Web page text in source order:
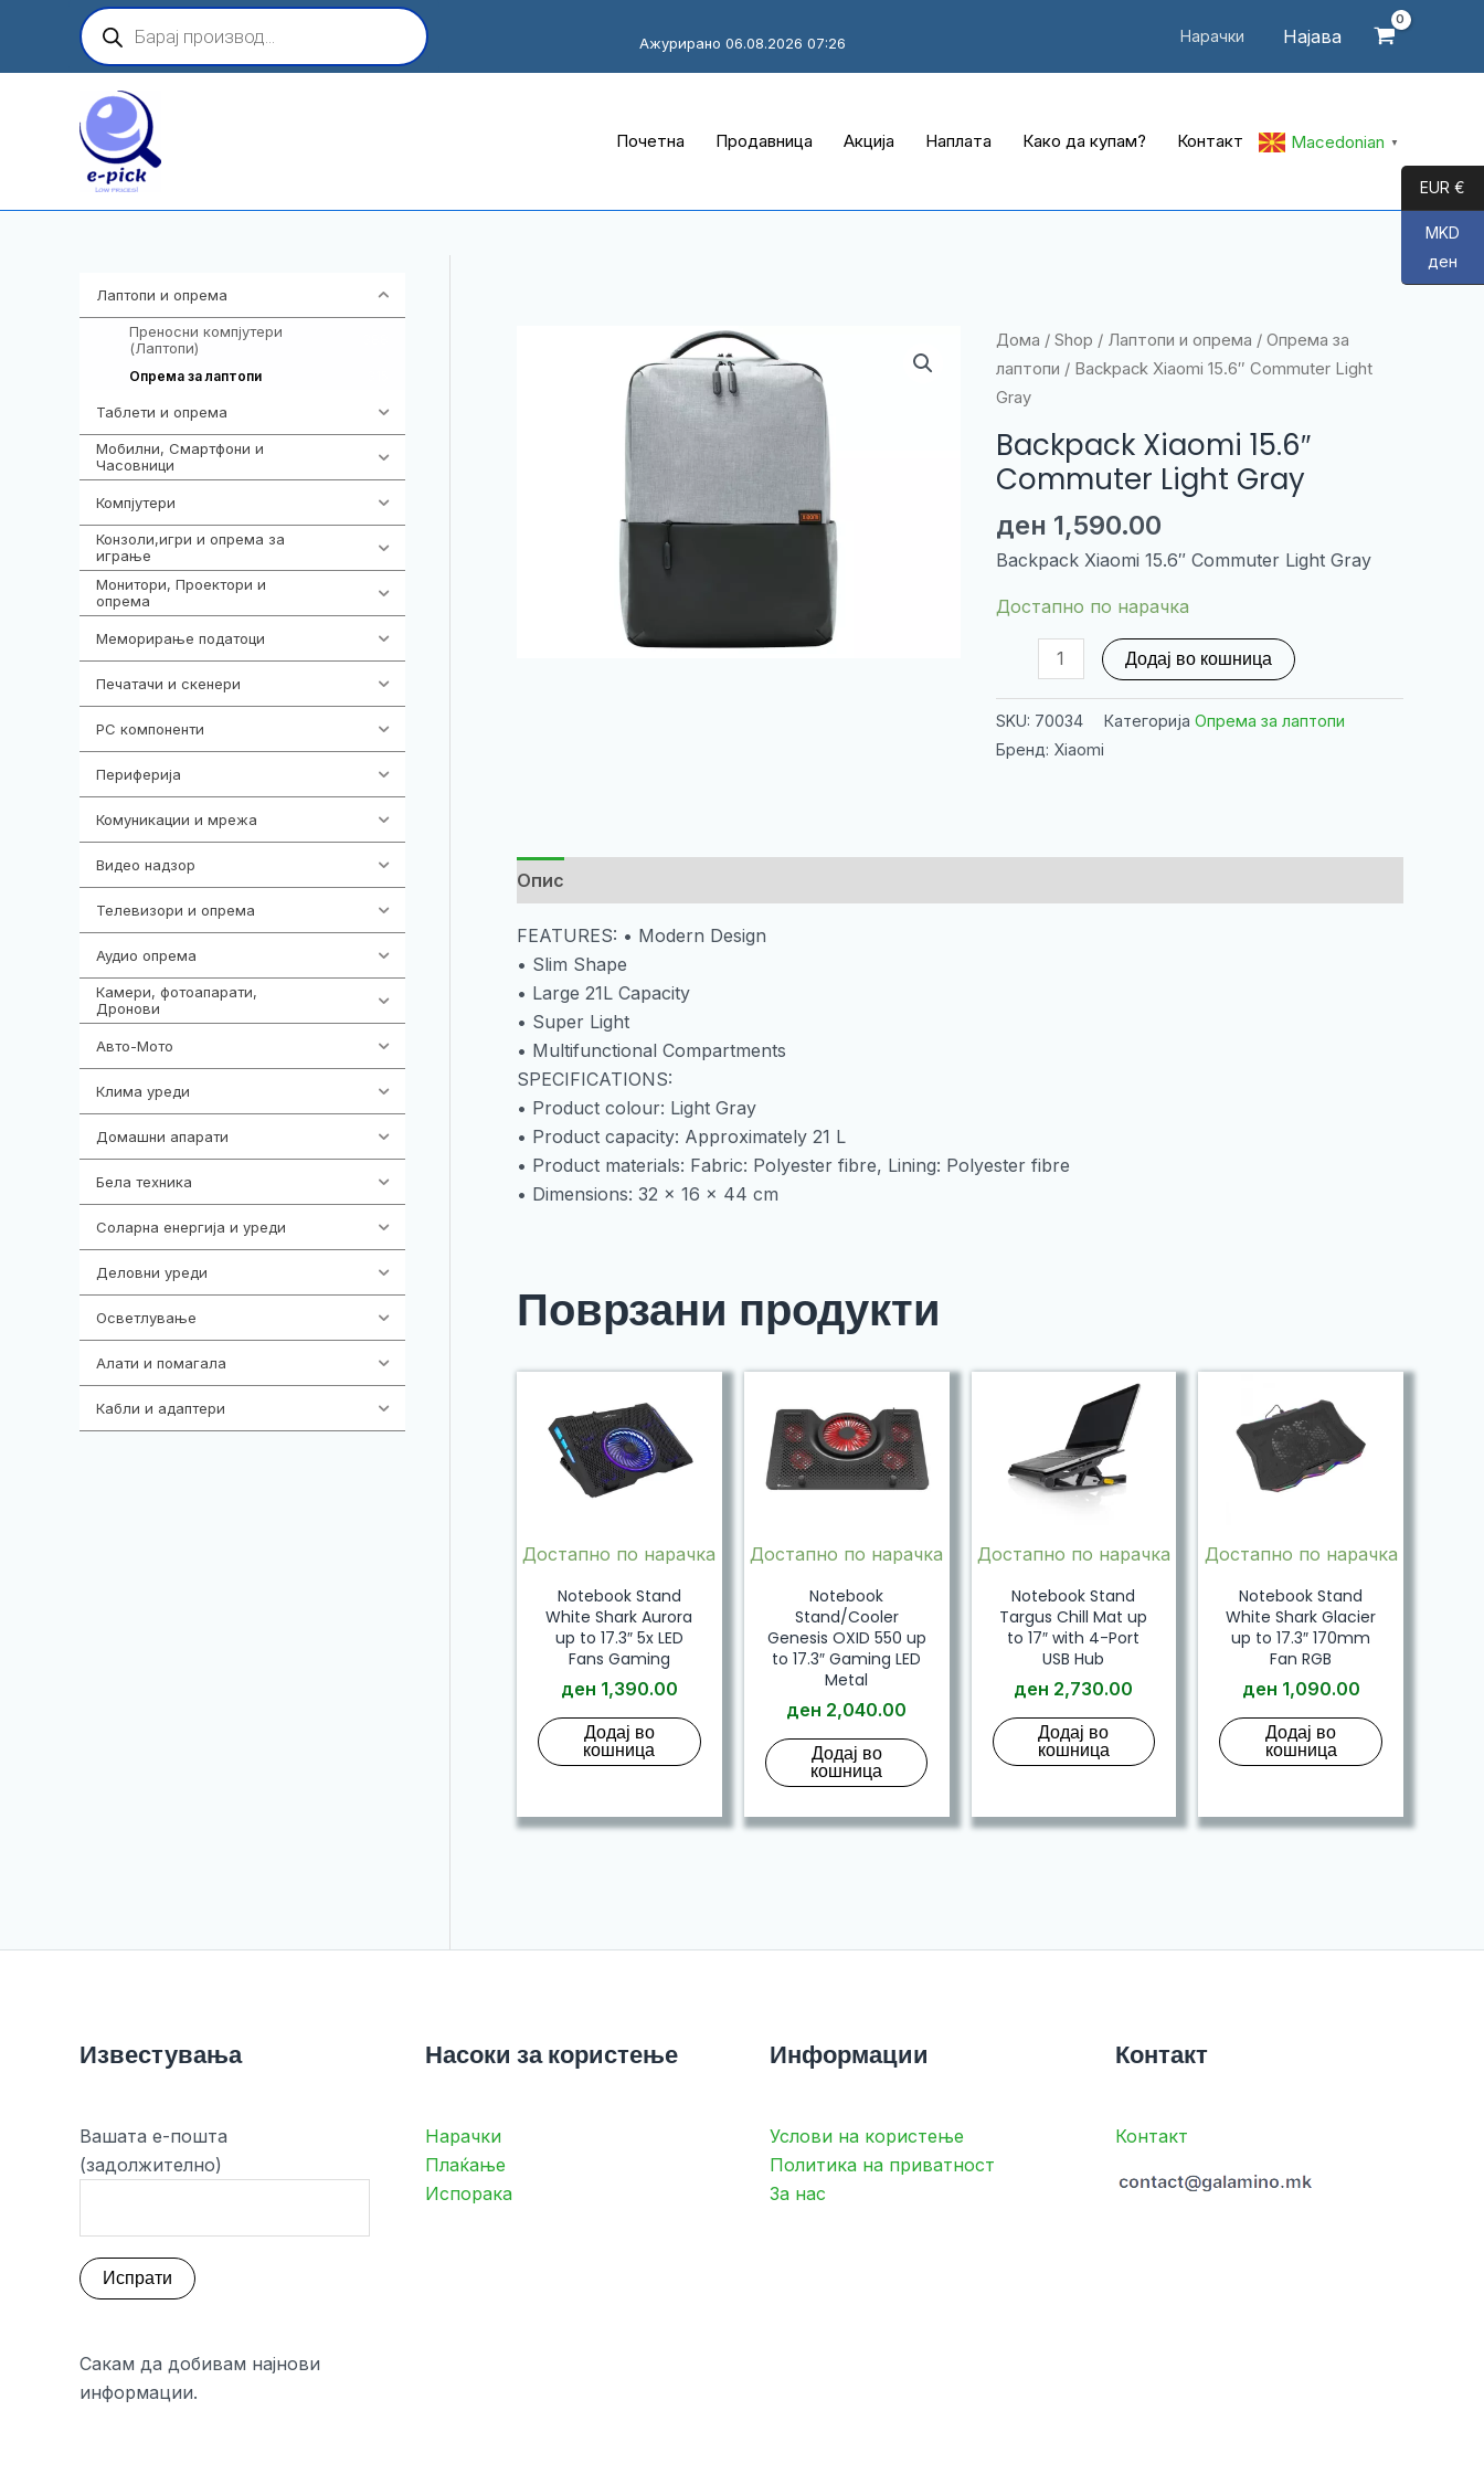
content
Products
search
Нарачки Најава
Ажурирано 06.08.2026 07:26
Почетна Продавница Акција Наплата Како да купам? Контакт Macedonian ▼
Лаптопи и опрема
Преносни компјутери
(Лаптопи)
Опрема за лаптопи
Таблети и опрема
Мобилни, Смартфони и
Часовници
Компјутери
Конзоли,игри и опрема за
играње
Монитори, Проектори и
опрема
Меморирање податоци
Печатачи и скенери
PC компоненти
Периферија
Комуникации и мрежа
Видео надзор
Телевизори и опрема
Аудио опрема
Камери, фотоапарати,
Дронови
Авто-Мото
Клима уреди
Домашни апарати
Бела техника
Соларна енергија и уреди
Деловни уреди
Осветлување
Алати и помагала
Кабли и адаптери
Дома / Shop / Лаптопи и опрема / Опрема за
лаптопи / Backpack Xiaomi 15.6″ Commuter Light
Gray
Backpack Xiaomi 15.6″
Commuter Light Gray
ден 1,590.00
Backpack Xiaomi 15.6″ Commuter Light Gray
Достапно по нарачка
Backpack
Xiaomi
Light
Додај во кошница
SKU: 70034 Категорија Опрема за лаптопи
Бренд: Xiaomi
Опис
FEATURES: • Modern Design
• Slim Shape
• Large 21L Capacity
• Super Light
• Multifunctional Compartments
SPECIFICATIONS:
• Product colour: Light Gray
• Product capacity: Approximately 21 L
• Product materials: Fabric: Polyester fibre, Lining: Polyester fibre
• Dimensions: 32 x 16 x 44 cm
Поврзани продукти
Достапно по нарачка
Notebook Stand
White Shark Aurora
up to 17.3″ 5x LED
Fans Gaming
ден 1,390.00
Додај во
кошница
Достапно по нарачка
Notebook
Stand/Cooler
Genesis OXID 550 up
to 17.3″ Gaming LED
Metal
ден 2,040.00
Додај во
кошница
Достапно по нарачка
Notebook Stand
Targus Chill Mat up
to 17″ with 4-Port
USB Hub
ден 2,730.00
Додај во
кошница
Достапно по нарачка
Notebook Stand
White Shark Glacier
up to 17.3″ 170mm
Fan RGB
ден 1,090.00
Додај во
кошница
Известувања
Вашата е-пошта
(задолжително)
Сакам да добивам најнови
информации.
Насоки за користење
Нарачки
Плаќање
Испорака
Информации
Услови на користење
Политика на приватност
За нас
Контакт
Контакт
EUR €
MKD
ден